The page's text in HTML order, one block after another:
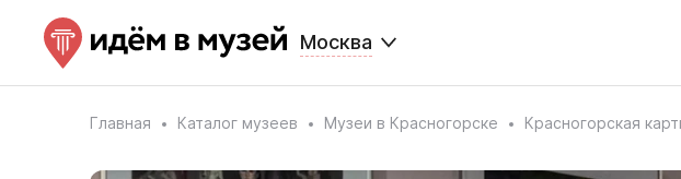
Москва
Главная Каталог музеев Музеи в Красногорске Красногорская